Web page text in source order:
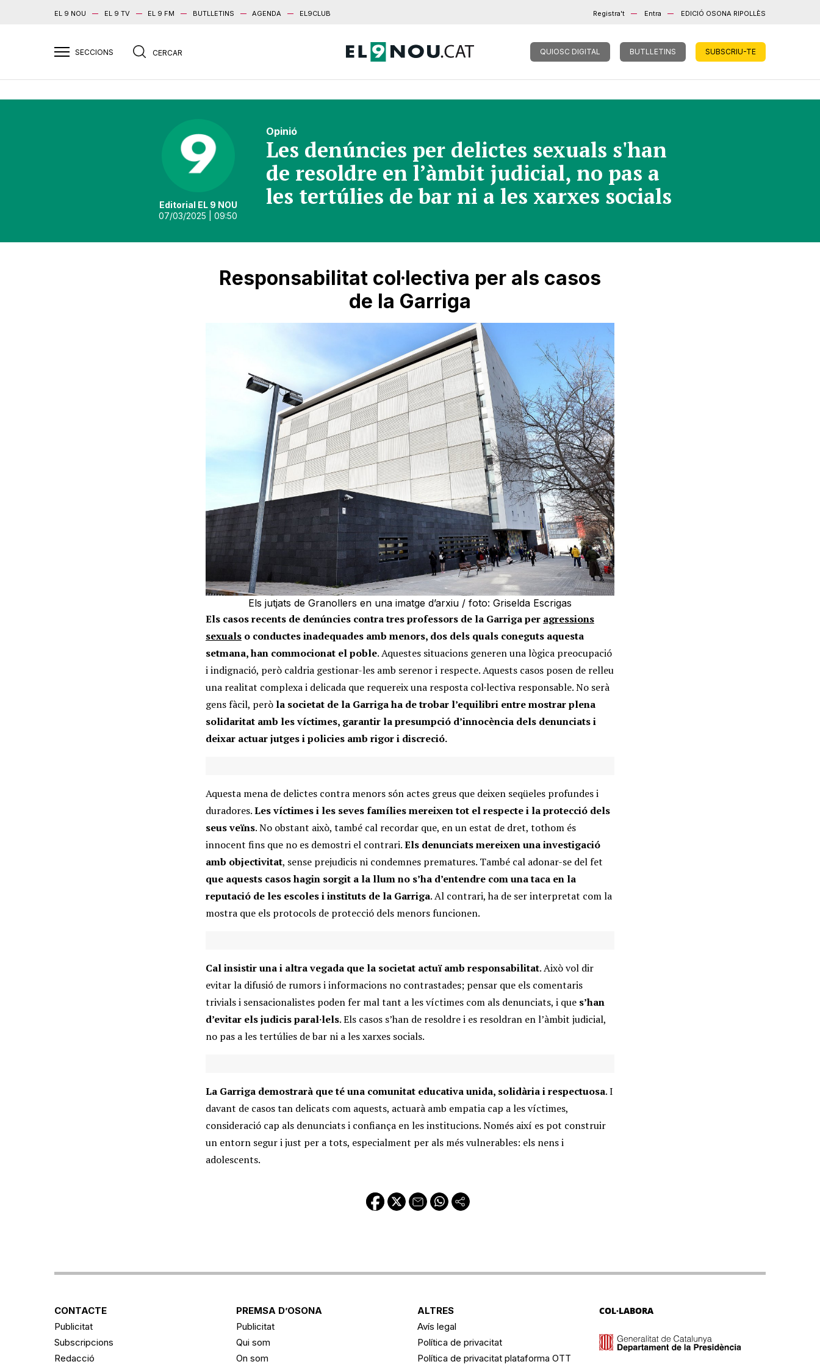
EL 9 NOU EL 9 TV EL 9 FM BUTLLETINS AGENDA EL9CLUB Registra't Entra EDICIÓ OSONA RIPOLLÈS
QUIOSC DIGITAL BUTLLETINS SUBSCRIU-TE
Editorial EL 9 NOU
07/03/2025 | 09:50
Opinió
Les denúncies per delictes sexuals s'han
de resoldre en l’àmbit judicial, no pas a
les tertúlies de bar ni a les xarxes socials
Responsabilitat col·lectiva per als casos
de la Garriga
Els jutjats de Granollers en una imatge d’arxiu / foto: Griselda Escrigas
Els casos recents de denúncies contra tres professors de la Garriga per agressions
sexualso conductes inadequades amb menors, dos dels quals coneguts aquesta
setmana, han commocionat el poble. Aquestes situacions generen una lògica preocupació
i indignació, però caldria gestionar-les amb serenor i respecte. Aquests casos posen de relleu
una realitat complexa i delicada que requereix una resposta col·lectiva responsable. No serà
gens fàcil, però la societat de la Garriga ha de trobar l’equilibri entre mostrar plena
solidaritat amb les víctimes, garantir la presumpció d’innocència dels denunciats i
deixar actuar jutges i policies amb rigor i discreció.
Aquesta mena de delictes contra menors són actes greus que deixen seqüeles profundes i
duradores.Les víctimes i les seves famílies mereixen tot el respecte i la protecció dels
seus veïns. No obstant això, també cal recordar que, en un estat de dret, tothom és
innocent fins que no es demostri el contrari.Els denunciats mereixen una investigació
amb objectivitat, sense prejudicis ni condemnes prematures. També cal adonar-se del fet
que aquests casos hagin sorgit a la llum no s’ha d’entendre com una taca en la
reputació de les escoles i instituts de la Garriga. Al contrari, ha de ser interpretat com la
mostra que els protocols de protecció dels menors funcionen.
Cal insistir una i altra vegada que la societat actuï amb responsabilitat. Això vol dir
evitar la difusió de rumors i informacions no contrastades; pensar que els comentaris
trivials i sensacionalistes poden fer mal tant a les víctimes com als denunciats, i que s’han
d’evitar els judicis paral·lels. Els casos s’han de resoldre i es resoldran en l’àmbit judicial,
no pas a les tertúlies de bar ni a les xarxes socials.
La Garriga demostrarà que té una comunitat educativa unida, solidària i respectuosa. I
davant de casos tan delicats com aquests, actuarà amb empatia cap a les víctimes,
consideració cap als denunciats i confiança en les institucions. Només així es pot construir
un entorn segur i just per a tots, especialment per als més vulnerables: els nens i
adolescents.
CONTACTE
Publicitat
Subscripcions
Redacció
PREMSA D’OSONA
Publicitat
Qui som
On som
ALTRES
Avís legal
Política de privacitat
Política de privacitat plataforma OTT
COL·LABORA